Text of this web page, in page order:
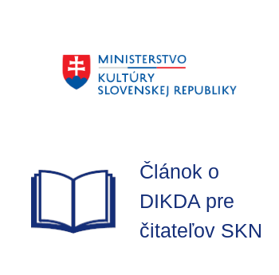
Článok o
DIKDA pre
čitateľov SKN